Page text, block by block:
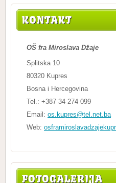
KONTAKT
OŠ fra Miroslava Džaje
Splitska 10
80320 Kupres
Bosna i Hercegovina
Tel.: +387 34 274 099
Email: os.kupres@tel.net.ba
Web:
FOTOGALERIJA